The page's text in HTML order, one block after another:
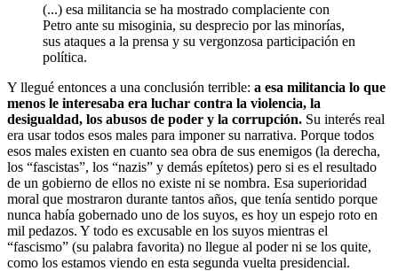
(...) esa militancia se ha mostrado complaciente con
Petro ante su misoginia, su desprecio por las minorías,
sus ataques a la prensa y su vergonzosa participación en
política.
Y llegué entonces a una conclusión terrible: a esa militancia lo que
menos le interesaba era luchar contra la violencia, la
desigualdad, los abusos de poder y la corrupción. Su interés real
era usar todos esos males para imponer su narrativa. Porque todos
esos males existen en cuanto sea obra de sus enemigos (la derecha,
los “fascistas”, los “nazis” y demás epítetos) pero si es el resultado
de un gobierno de ellos no existe ni se nombra. Esa superioridad
moral que mostraron durante tantos años, que tenía sentido porque
nunca había gobernado uno de los suyos, es hoy un espejo roto en
mil pedazos. Y todo es excusable en los suyos mientras el
“fascismo” (su palabra favorita) no llegue al poder ni se los quite,
como los estamos viendo en esta segunda vuelta presidencial.